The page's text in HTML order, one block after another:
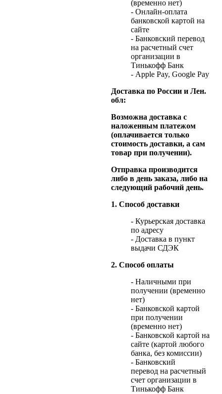
(временно нет)
- Онлайн-оплата
банковской картой на
сайте
- Банковский перевод
на расчетный счет
организации в
Тинькофф Банк
- Apple Pay, Google Pay
Доставка по России и Лен.
обл:
Возможна доставка с
наложенным платежом
(оплачивается только
стоимость доставки, а сам
товар при получении).
Отправка производится
либо в день заказа, либо на
следующий рабочий день.
1. Способ доставки
- Курьерская доставка
по адресу
- Доставка в пункт
выдачи СДЭК
2. Способ оплаты
- Наличными при
получении (временно
нет)
- Банковской картой
при получении
(временно нет)
- Банковской картой на
сайте (картой любого
банка, без комиссии)
- Банковский
перевод на расчетный
счет организации в
Тинькофф Банк